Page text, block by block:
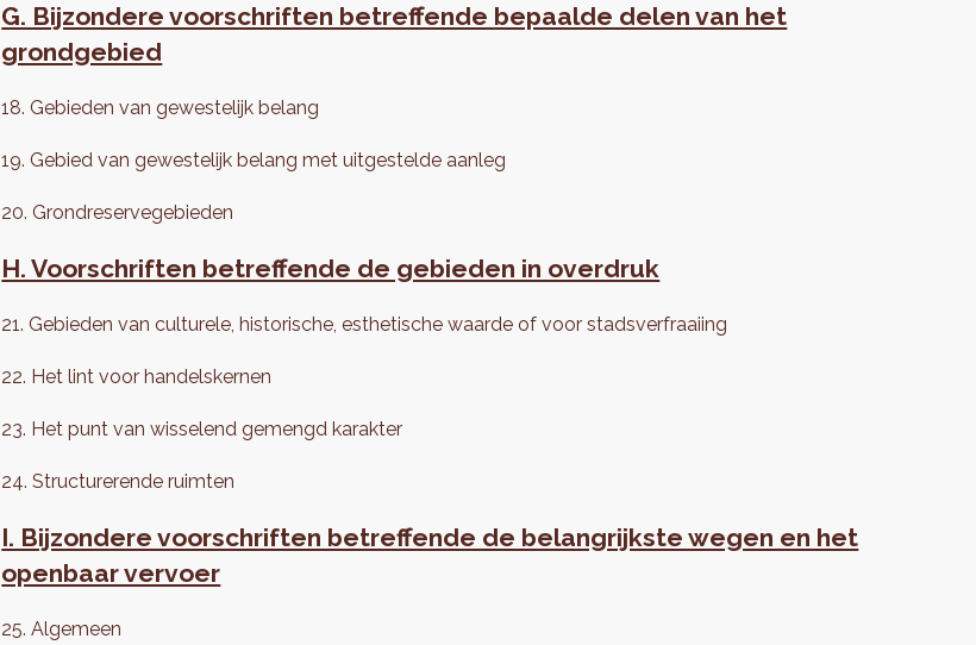
G. Bijzondere voorschriften betreffende bepaalde delen van het
grondgebied
18. Gebieden van gewestelijk belang
19. Gebied van gewestelijk belang met uitgestelde aanleg
20. Grondreservegebieden
H. Voorschriften betreffende de gebieden in overdruk
21. Gebieden van culturele, historische, esthetische waarde of voor stadsverfraaiing
22. Het lint voor handelskernen
23. Het punt van wisselend gemengd karakter
24. Structurerende ruimten
I. Bijzondere voorschriften betreffende de belangrijkste wegen en het
openbaar vervoer
25. Algemeen